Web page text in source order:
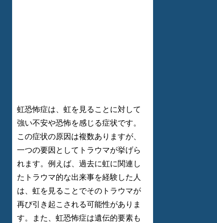
虹恐怖症は、虹を見ることに対して
強い不安や恐怖を感じる症状です。
この症状の原因は複数ありますが、
一つの要因としてトラウマが挙げら
れます。例えば、過去に虹に関連し
たトラウマ的な出来事を経験した人
は、虹を見ることでそのトラウマが
再び引き起こされる可能性がありま
す。また、虹恐怖症は遺伝的要素も